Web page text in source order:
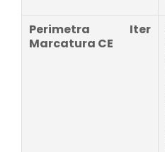
Perimetra Iter
Marcatura CE